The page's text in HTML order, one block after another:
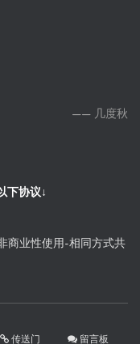
—— 几度秋
下协议↓
商业性使用-相同方式共
传送门 留言板